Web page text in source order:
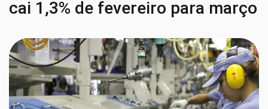
cai 1,3% de fevereiro para março